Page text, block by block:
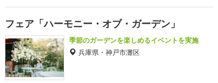
フェア「ハーモニー・オブ・ガーデン」
季節のガーデンを楽しめるイベントを実施
兵庫県・神戸市灘区